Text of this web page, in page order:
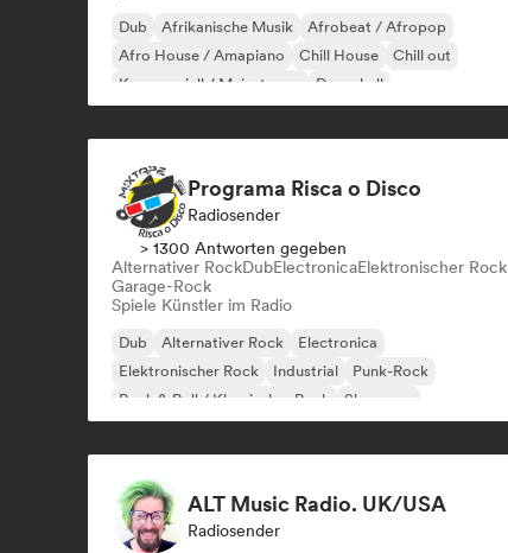
Dub Afrikanische Musik
Afrobeat / Afropop
Afro House / Amapiano
Chill House
Chill out
Kommerziell / Mainstream
Dancehall
Programa Risca o Disco
Radiosender
> 1300 Antworten gegeben
Alternativer RockDubElectronicaElektronischer Rock
Garage-Rock
Spiele Künstler im Radio
Dub Alternativer Rock
Electronica
Elektronischer Rock
Industrial
Punk-Rock
Rock & Roll / Klassischer Rock
Shoegaze
ALT Music Radio. UK/USA
Radiosender